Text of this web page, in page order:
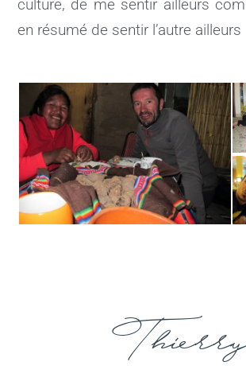
culture, de me sentir ailleurs
en résumé de sentir l’autre ailleurs
Thierry